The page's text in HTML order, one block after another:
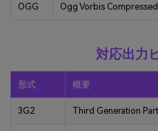
OGG Ogg Vorbis
対応出力
形式 概要
3G2 Third Generation